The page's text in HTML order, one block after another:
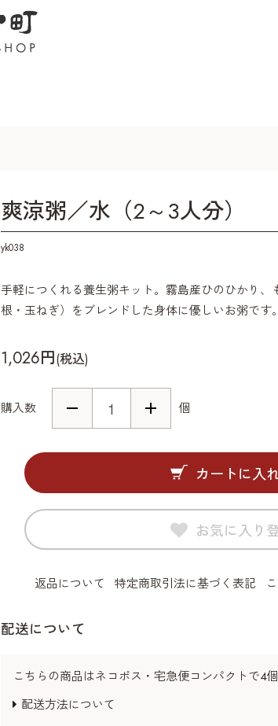
爽涼粥／水（2～3人分）
yk038
手軽につくれる養生粥キット。霧島産ひのひかり
根・玉ねぎ）をブレンドした身体に優しいお粥です。
1,026円(税込)
購入数 個
カートに入
お気に入り
返品について 特定商取引法に基づく表記
配送について
こちらの商品はネコポス・宅急便コンパクトで4
配送方法について